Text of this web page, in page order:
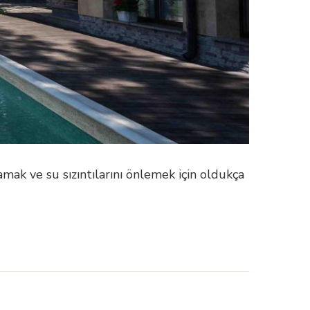
ve su sızıntılarını önlemek için oldukça